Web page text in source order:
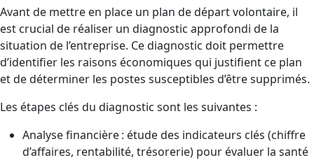
Avant de mettre en place un plan de départ volontaire, il
est crucial de réaliser un diagnostic approfondi de la
situation de l’entreprise. Ce diagnostic doit permettre
d’identifier les raisons économiques qui justifient ce plan
et de déterminer les postes susceptibles d’être supprimés.
Les étapes clés du diagnostic sont les suivantes :
Analyse financière : étude des indicateurs clés (chiffre
d’affaires, rentabilité, trésorerie) pour évaluer la santé